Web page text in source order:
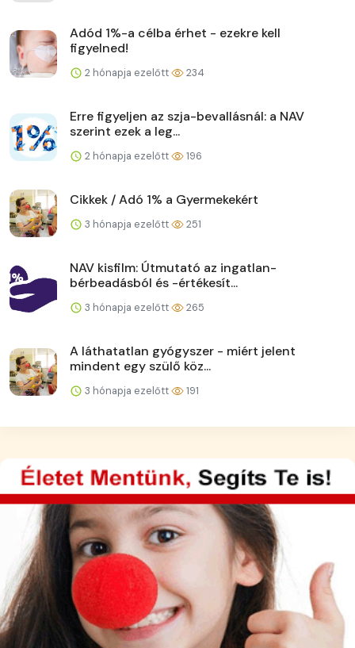
Adód 1%-a célba érhet - ezekre kell
figyelned!
2 hónapja ezelőtt 234
Erre figyeljen az szja-bevallásnál: a NAV
szerint ezek a leg...
2 hónapja ezelőtt 196
Cikkek / Adó 1% a Gyermekekért
3 hónapja ezelőtt 251
NAV kisfilm: Útmutató az ingatlan-
bérbeadásból és -értékesít...
3 hónapja ezelőtt 265
A láthatatlan gyógyszer - miért jelent
mindent egy szülő köz...
3 hónapja ezelőtt 191